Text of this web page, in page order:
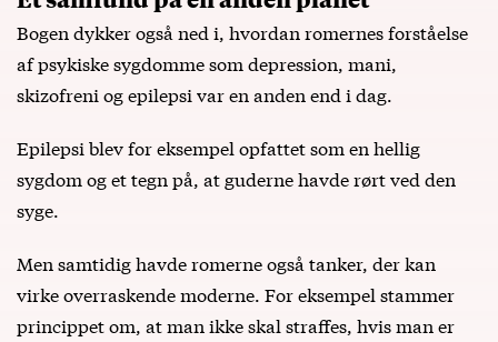
Bogen dykker også ned i, hvordan romernes forståelse
af psykiske sygdomme som depression, mani,
skizofreni og epilepsi var en anden end i dag.
Epilepsi blev for eksempel opfattet som en hellig
sygdom og et tegn på, at guderne havde rørt ved den
syge.
Men samtidig havde romerne også tanker, der kan
virke overraskende moderne. For eksempel stammer
princippet om, at man ikke skal straffes, hvis man er